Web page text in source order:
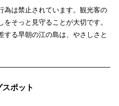
為は禁止されています。観光客の
そっと見守ることが大切です。
する早朝の江の島は、やさしさと
ポット